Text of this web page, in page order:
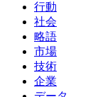
行動
社会
略語
市場
技術
企業